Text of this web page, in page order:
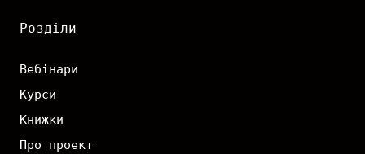
Розділи
Вебінари
Курси
Книжки
Про проект